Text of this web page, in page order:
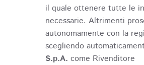
il quale ottenere tutte le
necessarie. Altrimenti
autonomamente con la
scegliendo
S.p.A. come Rivenditore